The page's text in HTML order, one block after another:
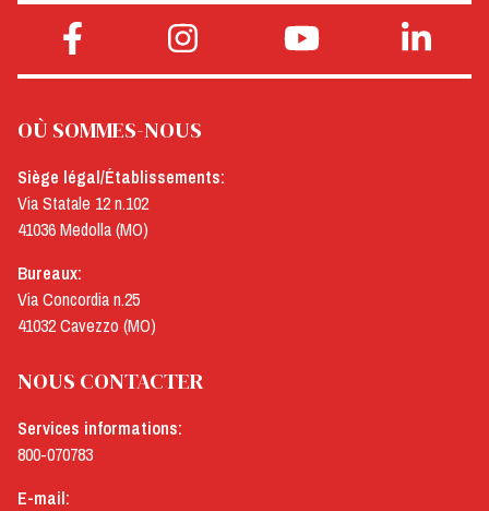
OÙ SOMMES-NOUS
Siège légal/Établissements:
Via Statale 12 n.102
41036 Medolla (MO)
Bureaux:
Via Concordia n.25
41032 Cavezzo (MO)
NOUS CONTACTER
Services informations:
800-070783
E-mail: